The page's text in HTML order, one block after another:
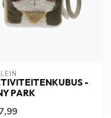
-
PARK